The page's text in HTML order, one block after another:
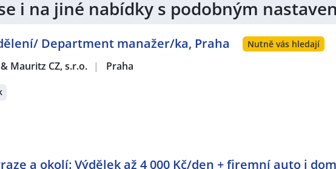
a okolí je stále velká poptávka po nových zaměstnancích. Právě proto je
nového uplatnění!Vytvořte si účet na JenPráce.cz
i na jiné nabídky s podobným
Department manažer/ka, Praha Nutně vás hledají
Mauritz CZ, s.r.o. | Praha
a okolí: Výdělek až 4 000 Kč/den + firemní auto i